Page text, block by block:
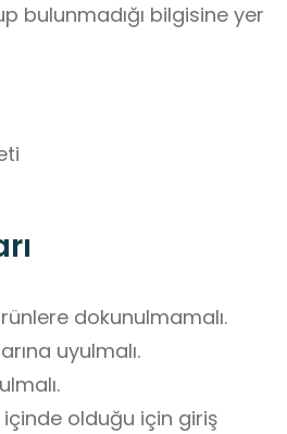
bulunmadığı bilgisine yer
dokunulmamalı.
uyulmalı.
içinde olduğu için giriş